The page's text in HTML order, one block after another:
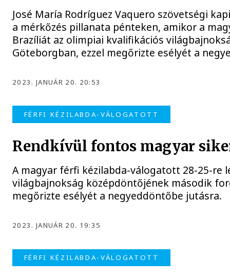
José María Rodríguez Vaquero szövetségi
a mérkőzés pillanata pénteken, amikor a
Brazíliát az olimpiai kvalifikációs
Göteborgban, ezzel megőrizte esélyét a
2023. JANUÁR 20. 20:53
FÉRFI KÉZILABDA-VÁLOGATOTT
Rendkívül fontos magyar
A magyar férfi kézilabda-válogatott 28-25-re
világbajnokság középdöntőjének második
megőrizte esélyét a negyeddöntőbe jutásra.
2023. JANUÁR 20. 19:35
FÉRFI KÉZILABDA-VÁLOGATOTT